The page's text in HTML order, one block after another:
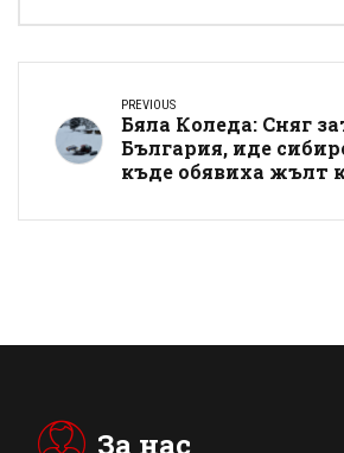
PREVIOUS
Бяла Коледа: Сняг
България, иде
къде обявиха жълт
За нас